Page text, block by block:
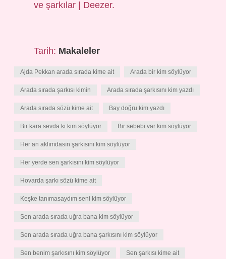
ve şarkılar | Deezer.
Tarih: Makaleler
Ajda Pekkan arada sırada kime ait Arada bir kim söylüyor
Arada sırada şarkısı kimin Arada sırada şarkısını kim yazdı
Arada sırada sözü kime ait Bay doğru kim yazdı
Bir kara sevda ki kim söylüyor Bir sebebi var kim söylüyor
Her an aklımdasın şarkısını kim söylüyor
Her yerde sen şarkısını kim söylüyor
Hovarda şarkı sözü kime ait
Keşke tanımasaydım seni kim söylüyor
Sen arada sırada uğra bana kim söylüyor
Sen arada sırada uğra bana şarkısını kim söylüyor
Sen benim şarkısını kim söylüyor Sen şarkısı kime ait